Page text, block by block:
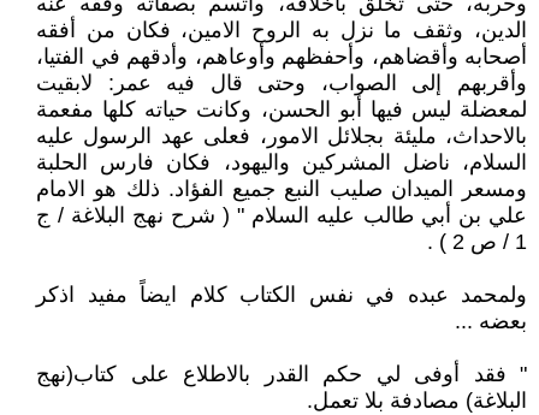
الدين، وثقف ما نزل به الروح الامين، فكان من أفقه
أصحابه وأقضاهم، وأحفظهم وأوعاهم، وأدقهم في الفتيا،
وأقربهم إلى الصواب، وحتى قال فيه عمر: لابقيت
لمعضلة ليس فيها أبو الحسن، وكانت حياته كلها مفعمة
بالاحداث، مليئة بجلائل الامور، فعلى عهد الرسول عليه
السلام، ناضل المشركين واليهود، فكان فارس الحلبة
ومسعر الميدان صليب النبع جميع الفؤاد. ذلك هو الامام
علي بن أبي طالب عليه السلام " ( شرح نهج البلاغة / ج
1 / ص 2 ) .
ولمحمد عبده في نفس الكتاب كلام ايضاً مفيد اذكر
بعضه ...
" فقد أوفى لي حكم القدر بالاطلاع على كتاب(نهج
البلاغة) مصادفة بلا تعمل.